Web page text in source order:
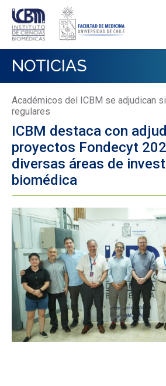
ACADÉMICAS/
INVESTIGACIÓN
PREGRADO
POSTGRADO
EXTENSIÓN
NOTICIAS
Académicos del ICBM se adjudican
regulares
ICBM destaca con
proyectos Fondecyt
diversas áreas de
biomédica